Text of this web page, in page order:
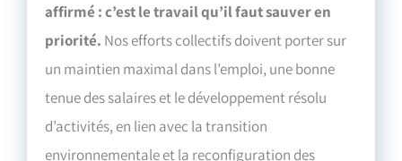
affirmé : c’est le travail qu’il faut sauver en
priorité. Nos efforts collectifs doivent porter sur
un maintien maximal dans l’emploi, une bonne
tenue des salaires et le développement résolu
d’activités, en lien avec la transition
environnementale et la reconfiguration des